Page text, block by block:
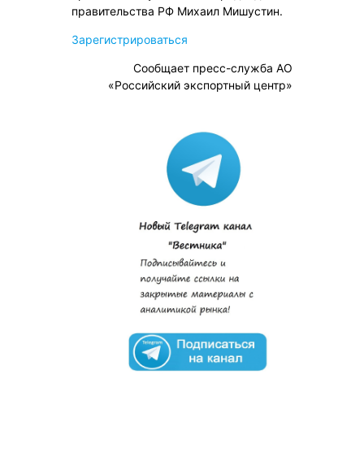
правительства РФ Михаил Мишустин.
Зарегистрироваться
Сообщает пресс-служба АО
«Российский экспортный центр»